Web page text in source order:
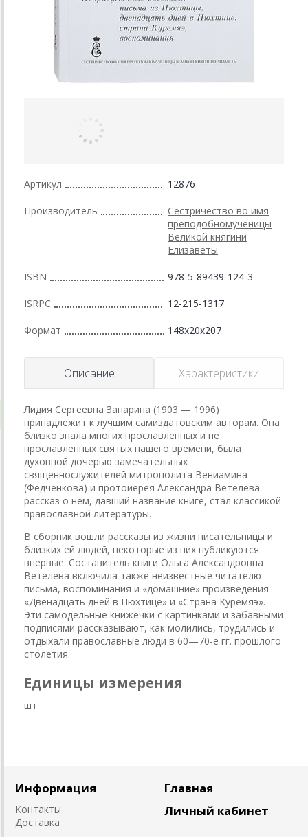
Артикул 12876
Производитель
Сестричество во имя
преподобномученицы
Великой княгини
Елизаветы
ISBN 978-5-89439-124-3
ISRPC 12-215-1317
Формат 148x20x207
Описание Характеристики
Лидия Сергеевна Запарина (1903 — 1996)
принадлежит к лучшим самиздатовским авторам. Она
близко знала многих прославленных и не
прославленных святых нашего времени, была
духовной дочерью замечательных
священнослужителей митрополита Вениамина
(Федченкова) и протоиерея Александра Ветелева —
рассказ о нем, давший название книге, стал классикой
православной литературы.
В сборник вошли рассказы из жизни писательницы и
близких ей людей, некоторые из них публикуются
впервые. Составитель книги Ольга Александровна
Ветелева включила также неизвестные читателю
письма, воспоминания и «домашние» произведения —
«Двенадцать дней в Пюхтице» и «Страна Куремяэ».
Эти самодельные книжечки с картинками и забавными
подписями рассказывают, как молились, трудились и
отдыхали православные люди в 60—70-е гг. прошлого
столетия.
Единицы измерения
шт
Информация
Контакты
Доставка
Главная
Личный кабинет